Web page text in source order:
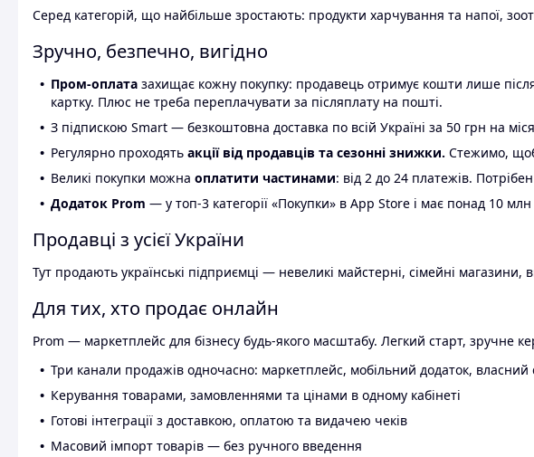
Серед категорій, що найбільше зростають: продукти харчування та напої,
Зручно, безпечно, вигідно
Пром-оплата захищає кожну покупку: продавець отримує кошти лише
картку. Плюс не треба переплачувати за післяплату на пошті.
З підпискою Smart — безкоштовна доставка по всій Україні за 50 грн на
Регулярно проходять акції від продавців та сезонні знижки. Стежимо, щоб
Великі покупки можна оплатити частинами: від 2 до 24 платежів.
Додаток Prom — у топ-3 категорії «Покупки» в App Store і має понад 10
Продавці з усієї України
Тут продають українські підприємці — невеликі майстерні, сімейні
Для тих, хто продає онлайн
Prom — маркетплейс для бізнесу будь-якого масштабу. Легкий старт, зручне
Три канали продажів одночасно: маркетплейс, мобільний додаток, власний
Керування товарами, замовленнями та цінами в одному кабінеті
Готові інтеграції з доставкою, оплатою та видачею чеків
Масовий імпорт товарів — без ручного введення